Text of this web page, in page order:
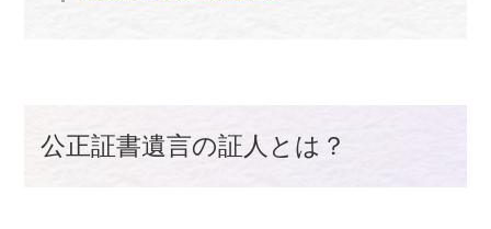
公正証書遺言の証人とは？